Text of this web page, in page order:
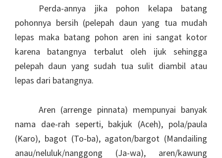
Perda-annya jika pohon kelapa batang
pohonnya bersih (pelepah daun yang tua mudah
lepas maka batang pohon aren ini sangat kotor
karena batangnya terbalut oleh ijuk sehingga
pelepah daun yang sudah tua sulit diambil atau
lepas dari batangnya.
Aren (arrenge pinnata) mempunyai banyak
nama dae-rah seperti, bakjuk (Aceh), pola/paula
(Karo), bagot (To-ba), agaton/bargot (Mandailing
anau/neluluk/nanggong (Ja-wa), aren/kawung